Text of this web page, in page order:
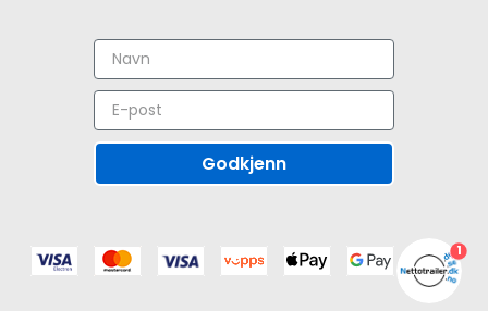
Godkjenn
1